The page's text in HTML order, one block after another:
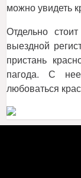
можно увидеть
Отдельно
выездной
пристань
пагода. С
любоваться